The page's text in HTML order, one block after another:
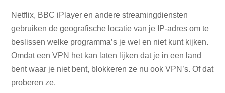
Netflix, BBC iPlayer en andere streamingdiensten
gebruiken de geografische locatie van je IP-adres om te
beslissen welke programma’s je wel en niet kunt kijken.
Omdat een VPN het kan laten lijken dat je in een land
bent waar je niet bent, blokkeren ze nu ook VPN’s. Of dat
proberen ze.